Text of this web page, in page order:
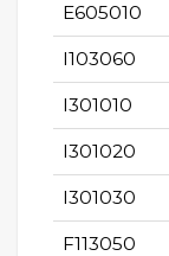
E605010
I103060
I301010
I301020
I301030
F113050